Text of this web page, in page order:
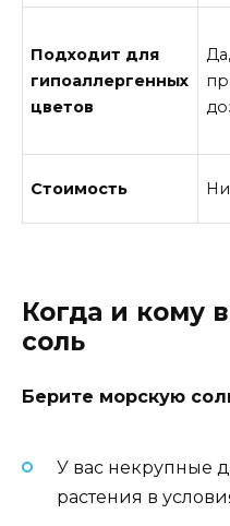
Подходит для
гипоаллергенных
цветов
Стоимость
Когда и кому
соль
Берите морскую
У вас некрупные
растения в